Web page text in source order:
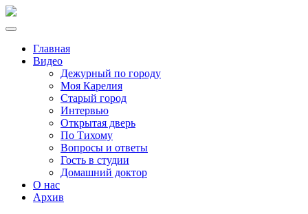
Главная
Видео
Дежурный по городу
Моя Карелия
Старый город
Интервью
Открытая дверь
По Тихому
Вопросы и ответы
Гость в студии
Домашний доктор
О нас
Архив